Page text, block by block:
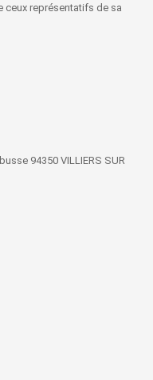
ceux représentatifs de sa
94350 VILLIERS SUR